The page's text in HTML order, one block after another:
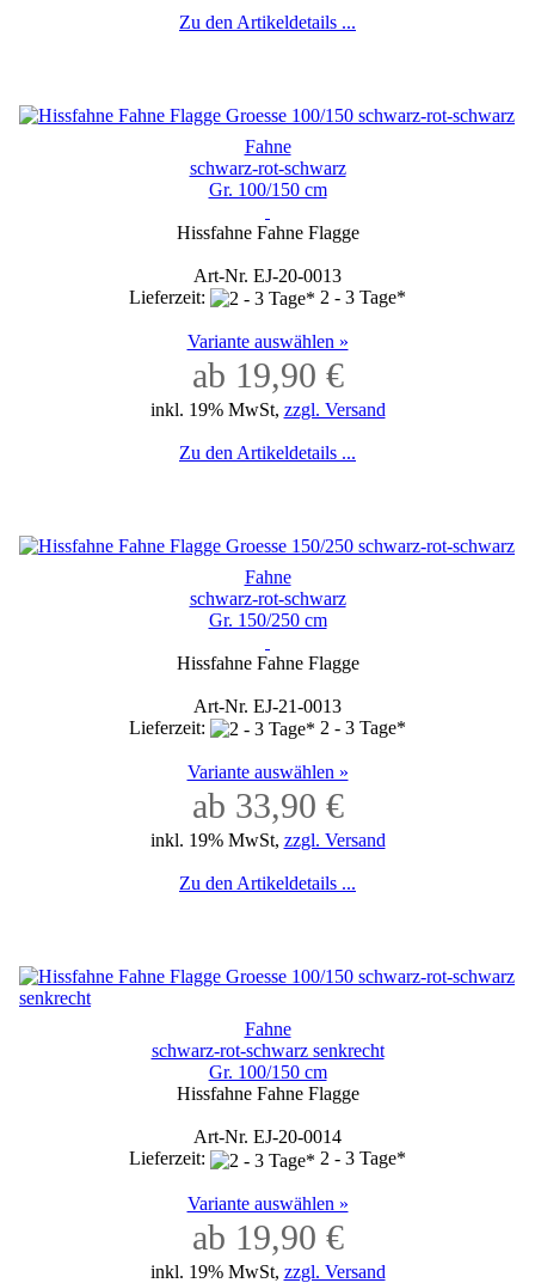
Zu den Artikeldetails ...
Fahne
schwarz-rot-schwarz
Gr. 100/150 cm
Hissfahne Fahne Flagge
Art-Nr. EJ-20-0013
Lieferzeit:
2 - 3 Tage*
Variante auswählen »
ab 19,90 €
inkl. 19% MwSt, zzgl. Versand
Zu den Artikeldetails ...
Fahne
schwarz-rot-schwarz
Gr. 150/250 cm
Hissfahne Fahne Flagge
Art-Nr. EJ-21-0013
Lieferzeit:
2 - 3 Tage*
Variante auswählen »
ab 33,90 €
inkl. 19% MwSt, zzgl. Versand
Zu den Artikeldetails ...
Fahne
schwarz-rot-schwarz senkrecht
Gr. 100/150 cm
Hissfahne Fahne Flagge
Art-Nr. EJ-20-0014
Lieferzeit:
2 - 3 Tage*
Variante auswählen »
ab 19,90 €
inkl. 19% MwSt, zzgl. Versand